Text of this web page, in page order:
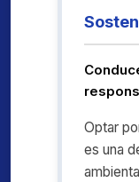
Optar
es una